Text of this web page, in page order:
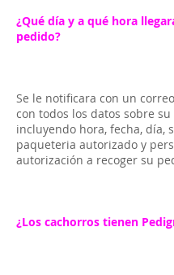
¿Qué día y a qué hora
pedido?
Se le notificara con un
con todos los datos sobre
incluyendo hora, fecha, día,
paqueteria autorizado y
autorización a recoger su
¿Los cachorros tienen